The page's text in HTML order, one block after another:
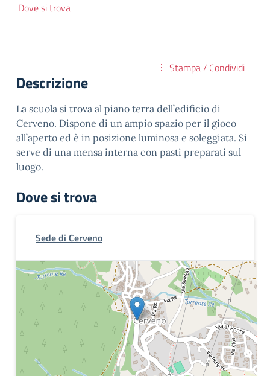
Dove si trova
Stampa / Condividi
Descrizione
La scuola si trova al piano terra dell’edificio di
Cerveno. Dispone di un ampio spazio per il gioco
all’aperto ed è in posizione luminosa e soleggiata. Si
serve di una mensa interna con pasti preparati sul
luogo.
Dove si trova
Sede di Cerveno